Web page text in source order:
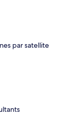
par satellite